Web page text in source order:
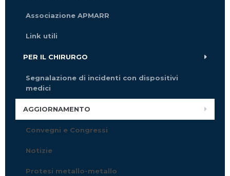
Associazione APMARR
Link utili
PER IL CHIRURGO
Segnalazione di incidenti con dispositivi
medici
AGGIORNAMENTO
Convegni e Congressi
Notizie
Protesi metallo-metallo